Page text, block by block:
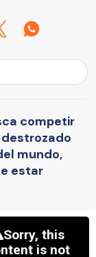
competir
mundo,
estar